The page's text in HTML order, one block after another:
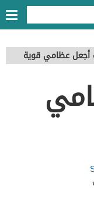
عظامي قوية